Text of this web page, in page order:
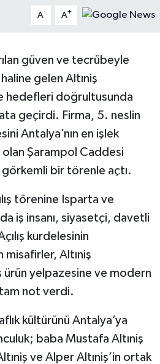
A- A+
güven ve tecrübeyle
haline gelen Altıniş
hedefleri doğrultusunda
geçirdi. Firma, 5. neslin
Antalya’nın en işlek
olan Şarampol Caddesi
görkemli bir törenle açtı.
törenine Isparta ve
iş insanı, siyasetçi, davetli
kurdelesinin
misafirler, Altıniş
ürün yelpazesine ve modern
not verdi.
kültürünü Antalya’ya
baba Mustafa Altıniş
ve Alper Altıniş’in ortak